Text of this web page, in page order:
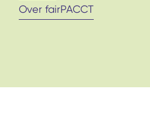
Over fairPACCT